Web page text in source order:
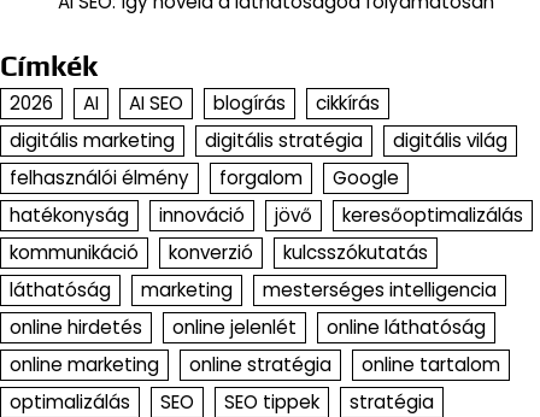
Címkék
2026 AI AI SEO blogírás
cikkírás
digitális marketing
digitális stratégia
digitális világ
felhasználói élmény
forgalom
Google
hatékonyság
innováció jövő
keresőoptimalizálás
kommunikáció
konverzió
kulcsszókutatás
láthatóság
marketing
mesterséges intelligencia
online hirdetés
online jelenlét
online láthatóság
online marketing
online stratégia
online tartalom
optimalizálás
SEO SEO tippek
stratégia